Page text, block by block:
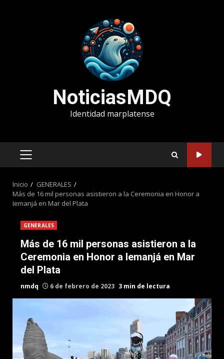
NoticiasMDQ
Identidad marplatense
MENÚ
Inicio
GENERALES
Más de 16 mil personas asistieron a la Ceremonia en Honor a
Iemanjá en Mar del Plata
GENERALES
Más de 16 mil personas asistieron a la
Ceremonia en Honor a Iemanjá en Mar
del Plata
nmdq 6 de febrero de 2023 3 min de lectura